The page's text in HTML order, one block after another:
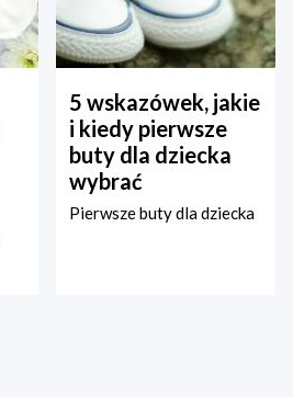
5 wskazówek, jakie
i kiedy pierwsze
buty dla dziecka
wybrać
Pierwsze buty dla dziecka